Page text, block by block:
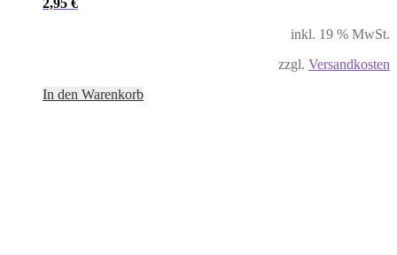
inkl. 19 % MwSt.
zzgl. Versandkosten
In den Warenkorb